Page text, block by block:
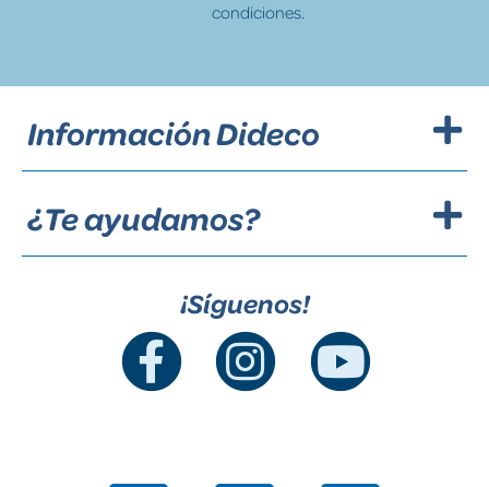
condiciones.
Información Dideco
¿Te ayudamos?
¡Síguenos!